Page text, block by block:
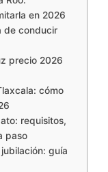
en 2026
de conducir
precio 2026
cómo
requisitos,
paso
guía